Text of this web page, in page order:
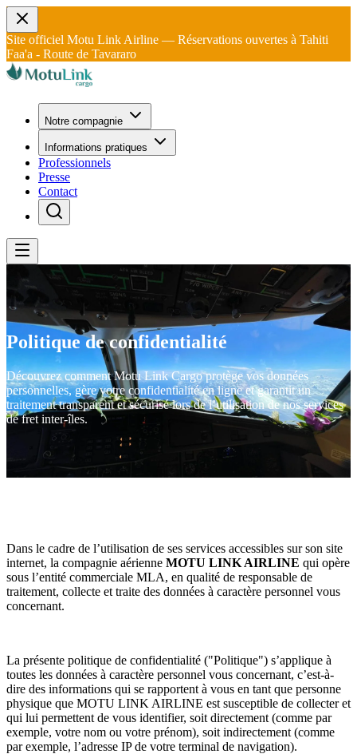
Site officiel Motu Link Airline — Réservations ouvertes à Tahiti
Faa'a - Route de Tavararo
Notre compagnie
Informations pratiques
Professionnels
Presse
Contact
Politique de confidentialité
Découvrez comment Motu Link Cargo protège vos données
personnelles, gère votre confidentialité en ligne et garantit un
traitement transparent et sécurisé lors de l’utilisation de nos services
de fret inter‑îles.
Dans le cadre de l’utilisation de ses services accessibles sur son site
internet, la compagnie aérienne MOTU LINK AIRLINE qui opère
sous l’entité commerciale MLA, en qualité de responsable de
traitement, collecte et traite des données à caractère personnel vous
concernant.
La présente politique de confidentialité ("Politique") s’applique à
toutes les données à caractère personnel vous concernant, c’est-à-
dire des informations qui se rapportent à vous en tant que personne
physique que MOTU LINK AIRLINE est susceptible de collecter et
qui lui permettent de vous identifier, soit directement (comme par
exemple, votre nom ou votre prénom), soit indirectement (comme
par exemple, l’adresse IP de votre terminal de navigation).